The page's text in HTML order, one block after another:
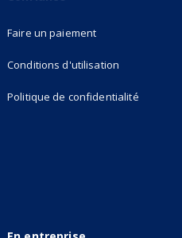
tab)
Faire un paiement
Conditions d'utilisation
Politique de confidentialité